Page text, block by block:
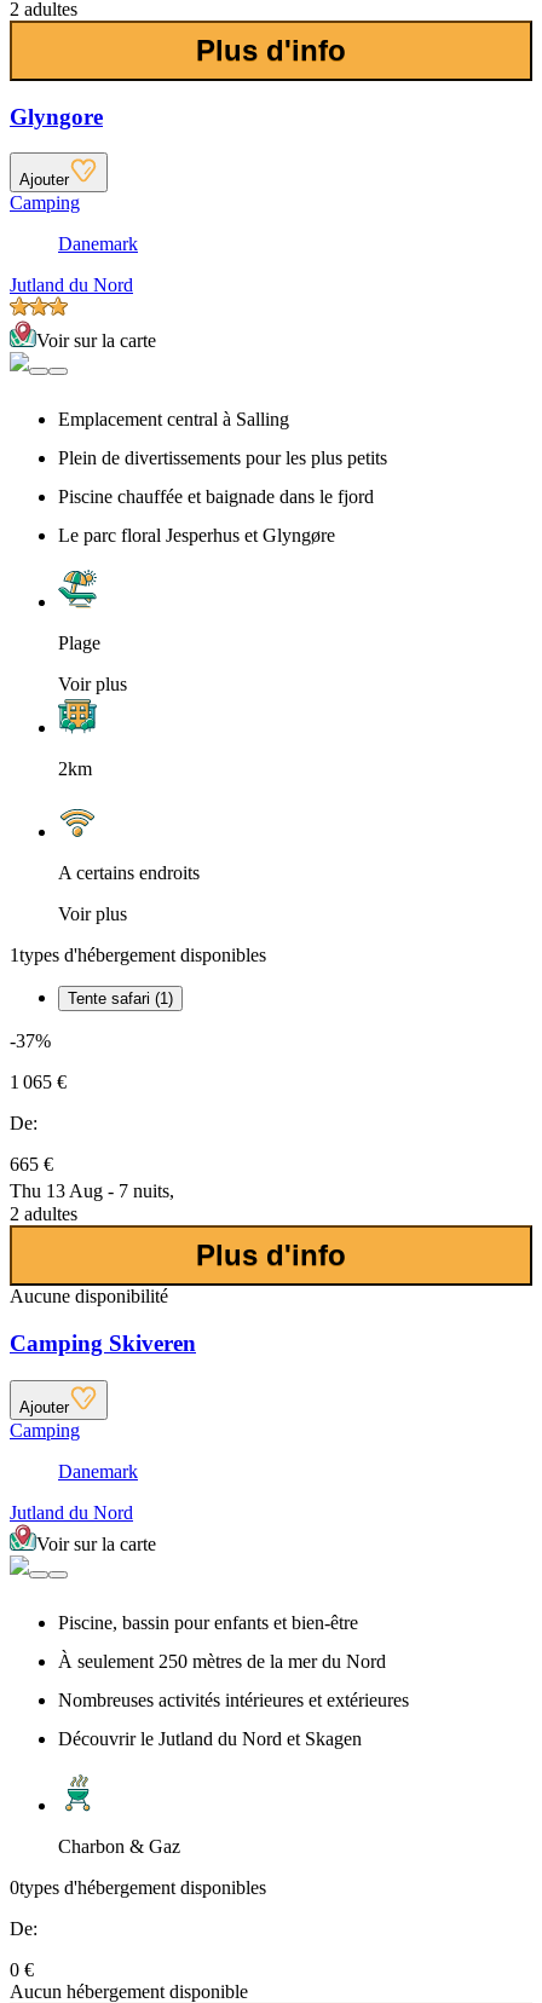
2 adultes
Plus d'info
Glyngore
Ajouter
Camping
Danemark
Jutland du Nord
Voir sur la carte
Emplacement central à Salling
Plein de divertissements pour les plus petits
Piscine chauffée et baignade dans le fjord
Le parc floral Jesperhus et Glyngøre
Plage
Voir plus
2km
A certains endroits
Voir plus
1types d'hébergement disponibles
Tente safari (1)
-37%
1 065 €
De:
665 €
Thu 13 Aug - 7 nuits,
2 adultes
Plus d'info
Aucune disponibilité
Camping Skiveren
Ajouter
Camping
Danemark
Jutland du Nord
Voir sur la carte
Piscine, bassin pour enfants et bien-être
À seulement 250 mètres de la mer du Nord
Nombreuses activités intérieures et extérieures
Découvrir le Jutland du Nord et Skagen
Charbon & Gaz
0types d'hébergement disponibles
De:
0 €
Aucun hébergement disponible